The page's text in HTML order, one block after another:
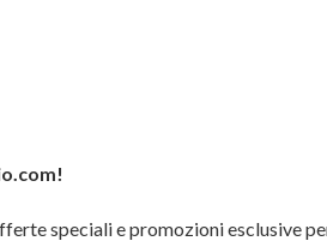
speciali e promozioni esclusive